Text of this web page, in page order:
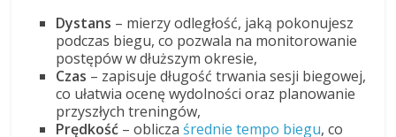
Dystans – mierzy odległość, jaką pokonujesz
podczas biegu, co pozwala na monitorowanie
postępów w dłuższym okresie,
Czas – zapisuje długość trwania sesji biegowej,
co ułatwia ocenę wydolności oraz planowanie
przyszłych treningów,
Prędkość – obliczaśrednie tempo biegu, co